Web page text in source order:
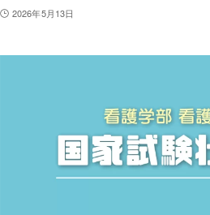
2026年5月13日